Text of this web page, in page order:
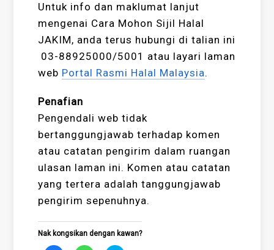
Untuk info dan maklumat lanjut
mengenai Cara Mohon Sijil Halal
JAKIM, anda terus hubungi di talian ini
03-88925000/5001 atau layari laman
web Portal Rasmi Halal Malaysia.
Penafian
Pengendali web tidak
bertanggungjawab terhadap komen
atau catatan pengirim dalam ruangan
ulasan laman ini. Komen atau catatan
yang tertera adalah tanggungjawab
pengirim sepenuhnya.
Nak kongsikan dengan kawan?